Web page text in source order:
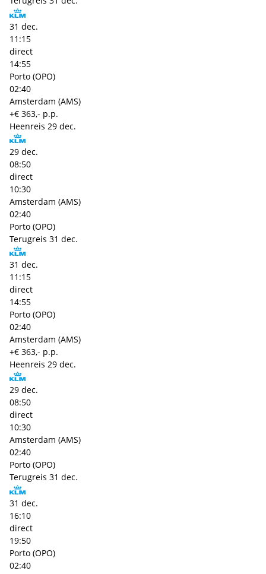
31 dec.
11:15
direct
14:55
Porto (OPO)
02:40
Amsterdam (AMS)
+€ 363,- p.p.
Heenreis 29 dec.
29 dec.
08:50
direct
10:30
Amsterdam (AMS)
02:40
Porto (OPO)
Terugreis 31 dec.
31 dec.
11:15
direct
14:55
Porto (OPO)
02:40
Amsterdam (AMS)
+€ 363,- p.p.
Heenreis 29 dec.
29 dec.
08:50
direct
10:30
Amsterdam (AMS)
02:40
Porto (OPO)
Terugreis 31 dec.
31 dec.
16:10
direct
19:50
Porto (OPO)
02:40